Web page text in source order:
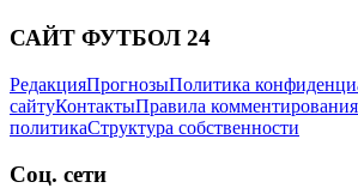
САЙТ ФУТБОЛ 24
РедакцияПрогнозыПолитика
сайтуКонтактыПравила комментирования
политикаСтруктура собственности
Соц. сети